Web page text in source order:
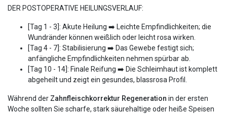
DER POSTOPERATIVE HEILUNGSVERLAUF:
[Tag 1 - 3]: Akute Heilung ➡️ Leichte Empfindlichkeiten; die
Wundränder können weißlich oder leicht rosa wirken.
[Tag 4 - 7]: Stabilisierung ➡️ Das Gewebe festigt sich;
anfängliche Empfindlichkeiten nehmen spürbar ab.
[Tag 10 - 14]: Finale Reifung ➡️ Die Schleimhaut ist komplett
abgeheilt und zeigt ein gesundes, blassrosa Profil.
Während der Zahnfleischkorrektur Regeneration in der ersten
Woche sollten Sie scharfe, stark säurehaltige oder heiße Speisen